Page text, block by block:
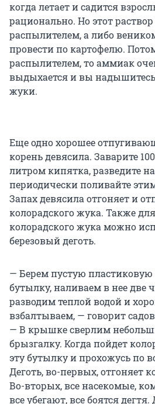
когда летает и садится
рационально. Но этот
распылителем, а либо
провести по картофелю.
распылителем, то аммиак
выдыхается и вы
жуки.
Еще одно хорошее
корень девясила. Заварите
литром кипятка, разведите
периодически поливайте
Запах девясила отгоняет и
колорадского жука. Также
колорадского жука можно
березовый деготь.
— Берем пустую
бутылку, наливаем в нее две
разводим теплой водой и
взбалтываем, — говорит
— В крышке сверлим
брызгалку. Когда пойдет
эту бутылку и прохожусь по
Деготь, во-первых, отгоняет
Во-вторых, все насекомые,
все убегают, все боятся